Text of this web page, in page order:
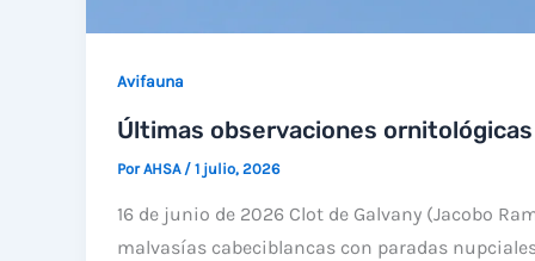
Avifauna
Últimas observaciones ornitológicas
PorAHSA / 1 julio, 2026
16 de junio de 2026 Clot de Galvany (Jacobo
malvasías cabeciblancas con paradas